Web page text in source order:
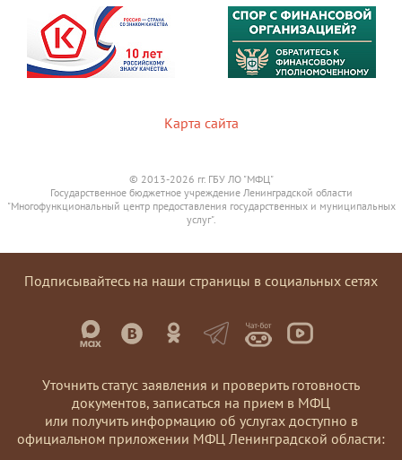
Карта сайта
© 2013-2026 гг. ГБУ ЛО "МФЦ"
Государственное бюджетное учреждение Ленинградской области
"Многофункциональный центр предоставления государственных и муниципальных
услуг".
Подписывайтесь на наши страницы в социальных сетях
Уточнить статус заявления и проверить готовность
документов, записаться на прием в МФЦ
или получить информацию об услугах доступно в
официальном приложении МФЦ Ленинградской области: